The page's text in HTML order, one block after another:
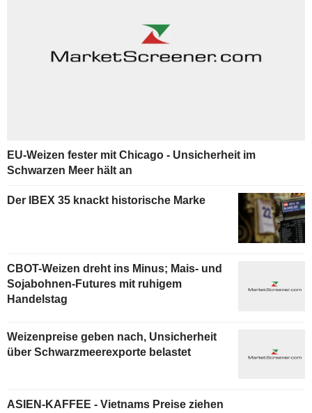
EU-Weizen fester mit Chicago - Unsicherheit im
Schwarzen Meer hält an
Der IBEX 35 knackt historische Marke
CBOT-Weizen dreht ins Minus; Mais- und
Sojabohnen-Futures mit ruhigem
Handelstag
Weizenpreise geben nach, Unsicherheit
über Schwarzmeerexporte belastet
ASIEN-KAFFEE - Vietnams Preise ziehen